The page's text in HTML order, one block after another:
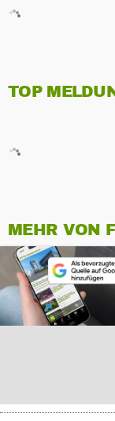
TOP
MEHR VON